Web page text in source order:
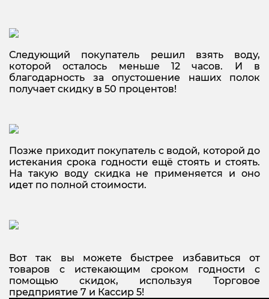
Следующий покупатель решил взять воду,
которой осталось меньше 12 часов. И в
благодарность за опустошение наших полок
получает скидку в 50 процентов!
Позже приходит покупатель с водой, которой до
истекания срока годности ещё стоять и стоять.
На такую воду скидка не применяется и оно
идет по полной стоимости.
Вот так вы можете быстрее избавиться от
товаров с истекающим сроком годности с
помощью скидок, используя Торговое
предприятие 7 и Кассир 5!